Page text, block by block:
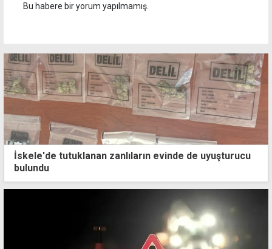
Bu habere bir yorum yapılmamış.
İskele'de tutuklanan zanlıların evinde de uyuşturucu
bulundu